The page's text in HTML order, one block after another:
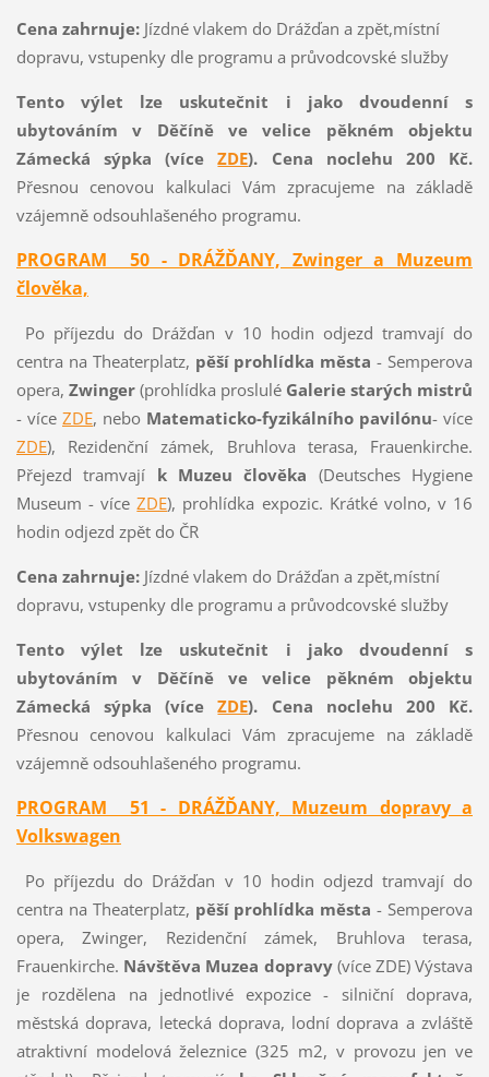
Cena zahrnuje:Jízdné vlakem do Drážďan a zpět,místní
dopravu, vstupenky dle programu a průvodcovské služby
Tento výlet lze uskutečnit i jako dvoudenní s
ubytováním v Děčíně ve velice pěkném objektu
Zámecká sýpka (víceZDE). Cena noclehu 200 Kč.
Přesnou cenovou kalkulaci Vám zpracujeme na základě
vzájemně odsouhlašeného programu.
PROGRAM 50 - DRÁŽĎANY, Zwinger a Muzeum
člověka,
Po příjezdu do Drážďan v 10 hodin odjezd tramvají do
centra na Theaterplatz, pěší prohlídka města - Semperova
opera, Zwinger (prohlídka proslulé Galerie starých mistrů
- více ZDE, nebo Matematicko-fyzikálního pavilónu- více
ZDE), Rezidenční zámek, Bruhlova terasa, Frauenkirche.
Přejezd tramvají k Muzeu člověka (Deutsches Hygiene
Museum - víceZDE), prohlídka expozic. Krátké volno, v 16
hodin odjezd zpět do ČR
Cena zahrnuje:Jízdné vlakem do Drážďan a zpět,místní
dopravu, vstupenky dle programu a průvodcovské služby
Tento výlet lze uskutečnit i jako dvoudenní s
ubytováním v Děčíně ve velice pěkném objektu
Zámecká sýpka (víceZDE). Cena noclehu 200 Kč.
Přesnou cenovou kalkulaci Vám zpracujeme na základě
vzájemně odsouhlašeného programu.
PROGRAM 51 - DRÁŽĎANY, Muzeum dopravy a
Volkswagen
Po příjezdu do Drážďan v 10 hodin odjezd tramvají do
centra na Theaterplatz, pěší prohlídka města - Semperova
opera, Zwinger, Rezidenční zámek, Bruhlova terasa,
Frauenkirche. Návštěva Muzea dopravy(více ZDE) Výstava
je rozdělena na jednotlivé expozice - silniční doprava,
městská doprava, letecká doprava, lodní doprava a zvláště
atraktivní modelová železnice (325 m2, v provozu jen ve